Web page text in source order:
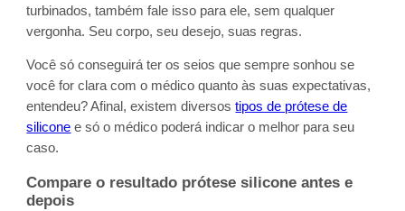
turbinados, também fale isso para ele, sem qualquer
vergonha. Seu corpo, seu desejo, suas regras.
Você só conseguirá ter os seios que sempre sonhou se
você for clara com o médico quanto às suas expectativas,
entendeu? Afinal, existem diversostipos de prótese de
silicone e só o médico poderá indicar o melhor para seu
caso.
Compare o resultado prótese silicone antes e
depois